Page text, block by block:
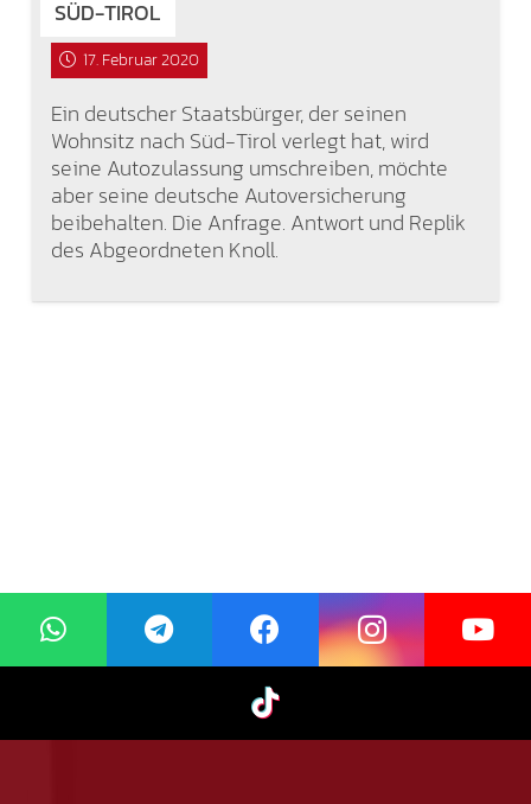
SÜD-TIROL
17. Februar 2020
Ein deutscher Staatsbürger, der seinen
Wohnsitz nach Süd-Tirol verlegt hat, wird
seine Autozulassung umschreiben, möchte
aber seine deutsche Autoversicherung
beibehalten. Die Anfrage. Antwort und Replik
des Abgeordneten Knoll.